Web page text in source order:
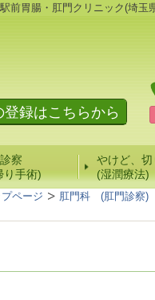
前胃腸・肛門クリニック(埼玉
登録はこちらから
察
り手術)
やけど、切
(湿潤療法)
プページ 肛門科 (肛門診察)